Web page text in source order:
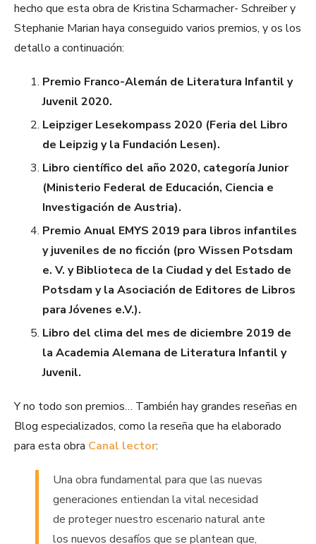
hecho que esta obra de Kristina Scharmacher- Schreiber y
Stephanie Marian haya conseguido varios premios, y os los
detallo a continuación:
Premio Franco-Alemán de Literatura Infantil y
Juvenil 2020.
Leipziger Lesekompass 2020 (Feria del Libro
de Leipzig y la Fundación Lesen).
Libro científico del año 2020, categoría Junior
(Ministerio Federal de Educación, Ciencia e
Investigación de Austria).
Premio Anual EMYS 2019 para libros infantiles
y juveniles de no ficción (pro Wissen Potsdam
e. V. y Biblioteca de la Ciudad y del Estado de
Potsdam y la Asociación de Editores de Libros
para Jóvenes e.V.).
Libro del clima del mes de diciembre 2019 de
la Academia Alemana de Literatura Infantil y
Juvenil.
Y no todo son premios… También hay grandes reseñas en
Blog especializados, como la reseña que ha elaborado
para esta obra Canal lector:
Una obra fundamental para que las nuevas
generaciones entiendan la vital necesidad
de proteger nuestro escenario natural ante
los nuevos desafíos que se plantean que,